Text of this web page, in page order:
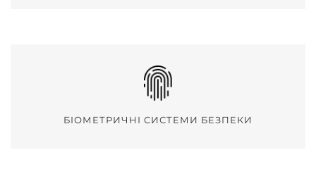
БІОМЕТРИЧНІ СИСТЕМИ БЕЗПЕКИ